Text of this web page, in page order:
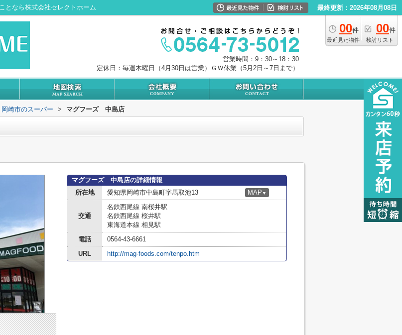
となら株式会社セレクトホーム 最終更新：2026年08月08日
00件
最近見た物件
00件
検討リスト
営業時間：9：30～18：30
定休日：毎週木曜日（4月30日は営業）ＧＷ休業（5月2日～7日まで）
岡崎市のスーパー > マグフーズ 中島店
マグフーズ 中島店の詳細情報
所在地
愛知県岡崎市中島町字馬取池13 MAP ▼
交通
名鉄西尾線 南桜井駅
名鉄西尾線 桜井駅
東海道本線 相見駅
電話
0564-43-6661
URL
http://mag-foods.com/tenpo.htm